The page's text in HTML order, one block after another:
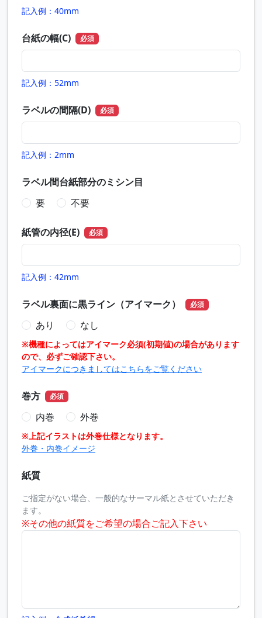
記入例：40mm
台紙の幅(C) 必須
記入例：52mm
ラベルの間隔(D) 必須
記入例：2mm
ラベル間台紙部分のミシン目
要
不要
紙管の内径(E) 必須
記入例：42mm
ラベル裏面に黒ライン（アイマーク） 必須
あり なし
※機種によってはアイマーク必須(初期値)の場合があります
ので、必ずご確認下さい。
アイマークにつきましてはこちらをご覧ください
巻方 必須
内巻 外巻
※上記イラストは外巻仕様となります。
外巻・内巻イメージ
紙質
ご指定がない場合、一般的なサーマル紙とさせていただき
ます。
※その他の紙質をご希望の場合ご記入下さい